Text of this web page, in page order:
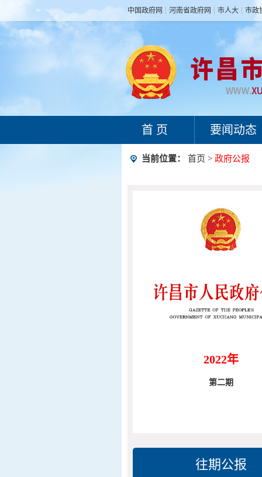
中国政府网 河南省政府网 市人大 市政
首 页 要闻动态
当前位置： 首页 > 政府公报
2022年
第二期
往期公报